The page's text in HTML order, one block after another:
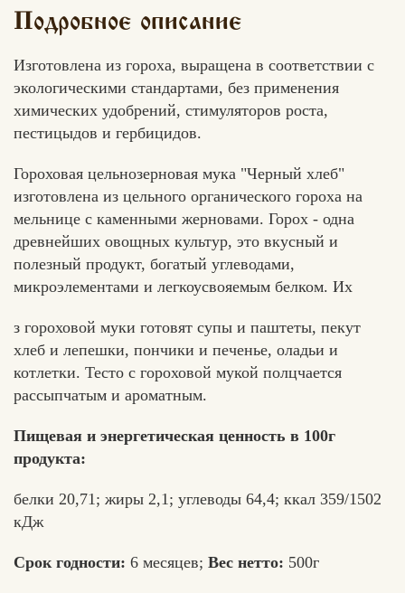
Подробное описание
Изготовлена из гороха, выращена в соответствии с
экологическими стандартами, без применения
химических удобрений, стимуляторов роста,
пестицыдов и гербицидов.
Гороховая цельнозерновая мука "Черный хлеб"
изготовлена из цельного органического гороха на
мельнице с каменными жерновами. Горох - одна
древнейших овощных культур, это вкусный и
полезный продукт, богатый углеводами,
микроэлементами и легкоусвояемым белком. Их
з гороховой муки готовят супы и паштеты, пекут
хлеб и лепешки, пончики и печенье, оладьи и
котлетки. Тесто с гороховой мукой полцчается
рассыпчатым и ароматным.
Пищевая и энергетическая ценность в 100г
продукта:
белки 20,71; жиры 2,1; углеводы 64,4; ккал 359/1502
кДж
Срок годности: 6 месяцев; Вес нетто: 500г